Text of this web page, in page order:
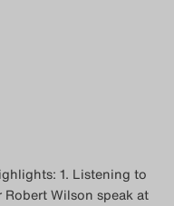
1. Listening to
Wilson speak at